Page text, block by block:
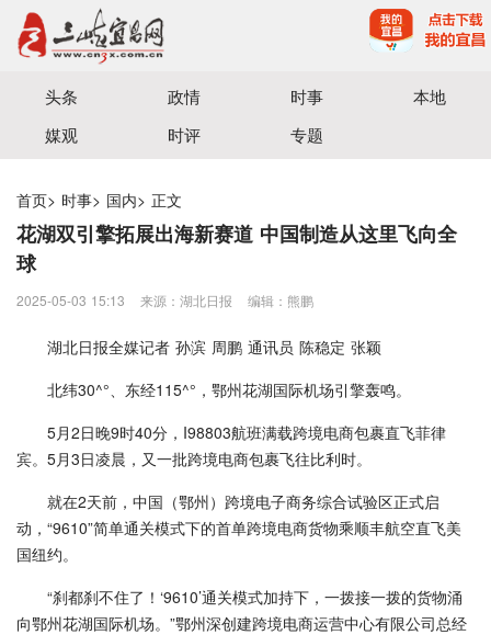
宜昌三峡融媒体中心主办
头条 政情 时事
本地
媒观
时评 专题
首页> 时事> 国内> 正文
花湖双引擎拓展出海新赛道 中国制造从这里飞向全
球
2025-05-03 15:13 来源：湖北日报 编辑：熊鹏
湖北日报全媒记者 孙滨 周鹏 通讯员 陈稳定 张颖
北纬30^°、东经115^°，鄂州花湖国际机场引擎轰鸣。
5月2日晚9时40分，I98803航班满载跨境电商包裹直飞菲律
宾。5月3日凌晨，又一批跨境电商包裹飞往比利时。
就在2天前，中国（鄂州）跨境电子商务综合试验区正式启
动，“9610”简单通关模式下的首单跨境电商货物乘顺丰航空直飞美
国纽约。
“刹都刹不住了！‘9610’通关模式加持下，一拨接一拨的货物涌
向鄂州花湖国际机场。”鄂州深创建跨境电商运营中心有限公司总经